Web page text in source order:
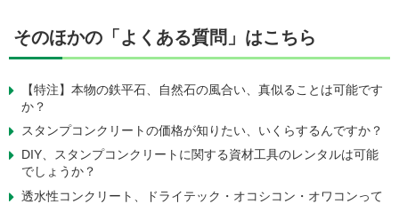
そのほかの「よくある質問」はこちら
【特注】本物の鉄平石、自然石の風合い、真似ることは可能です
か？
スタンプコンクリートの価格が知りたい、いくらするんですか？
DIY、スタンプコンクリートに関する資材工具のレンタルは可能
でしょうか？
透水性コンクリート、ドライテック・オコシコン・オワコンって